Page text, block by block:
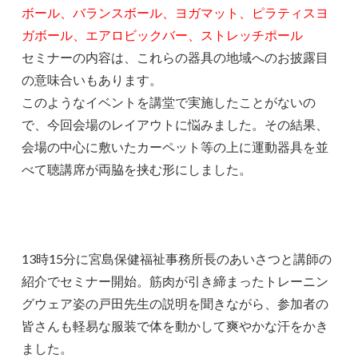
ボール、バランスボール、ヨガマット、ピラティスヨ
ガボール、エアロビックバー、ストレッチポール
セミナーの内容は、これらの器具の地域へのお披露目
の意味合いもあります。
このようなイベントを講堂で実施したことがないの
で、今回会場のレイアウトに悩みました。その結果、
会場の中心に敷いたカーペット等の上に運動器具を並
べて聴講席が両脇を挟む形にしました。
13時15分に宮島保健福祉事務所長のあいさつと講師の
紹介でセミナー開始。筋肉が引き締まったトレーニン
グウェア姿の戸田先生の説明を聞きながら、参加者の
皆さんも軽易な服装で体を動かして爽やかな汗をかき
ました。